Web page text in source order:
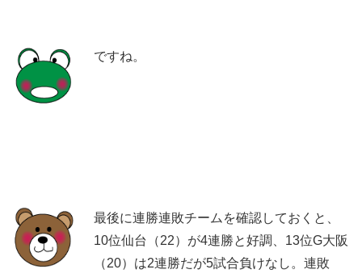
ですね。
最後に連勝連敗チームを確認しておくと、
10位仙台（22）が4連勝と好調、13位G大阪
（20）は2連勝だが5試合負けなし。連敗